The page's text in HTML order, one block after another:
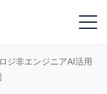
Menu
ジ非エンジニアAI活用